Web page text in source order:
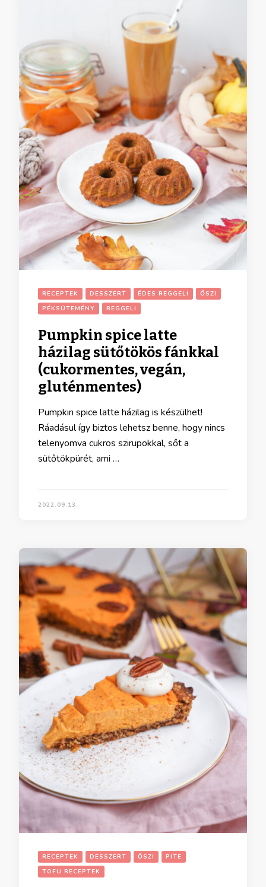
RECEPTEK DESSZERT ÉDES REGGELI
ŐSZI
PÉKSÜTEMÉNY
REGGELI
Pumpkin spice latte
házilag sütőtökös fánkkal
(cukormentes, vegán,
gluténmentes)
Pumpkin spice latte házilag is készülhet!
Ráadásul így biztos lehetsz benne, hogy nincs
telenyomva cukros szirupokkal, sőt a
sütőtökpürét, ami …
2022.09.13.
RECEPTEK DESSZERT ŐSZI
PITE
TOFU RECEPTEK